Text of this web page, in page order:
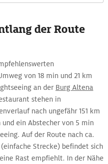
der Route
von 18 min und 21 km
an der Burg Altena
stehen in
nach ungefähr 151 km
und ein Abstecher von 5 min
Auf der Route nach ca.
Strecke) befindet sich
Rast empfiehlt. In der Nähe